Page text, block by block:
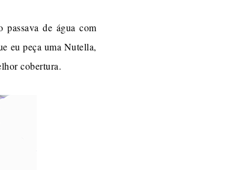
passava de água com
eu peça uma Nutella,
cobertura.